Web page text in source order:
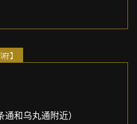
】
和乌丸通附近）